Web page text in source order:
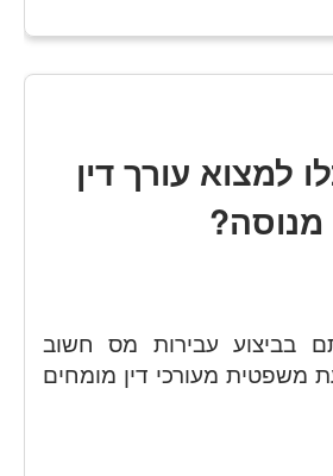
למצוא עורך דין
מנוסה?
בביצוע עבירות מס חשוב
משפטית מעורכי דין מומחים